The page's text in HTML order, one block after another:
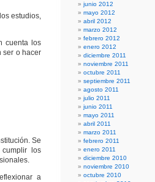
estudios,
cuenta los
ser o hacer
Se
los
a
junio 2012
mayo 2012
abril 2012
marzo 2012
febrero 2012
enero 2012
diciembre 2011
noviembre 2011
octubre 2011
septiembre 2011
agosto 2011
julio 2011
junio 2011
mayo 2011
abril 2011
marzo 2011
febrero 2011
enero 2011
diciembre 2010
noviembre 2010
octubre 2010